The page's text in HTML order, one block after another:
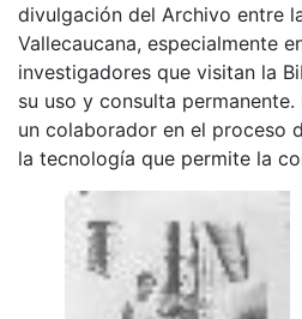
divulgación del Archivo entre
Vallecaucana, especialmente
investigadores que visitan la
su uso y consulta
un colaborador en el proceso
la tecnología que permite la